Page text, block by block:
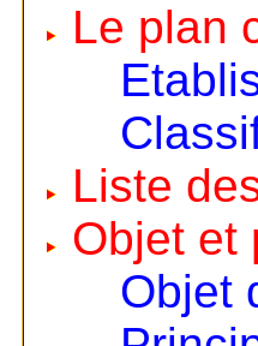
Le plan
Liste
Objet et
Objet